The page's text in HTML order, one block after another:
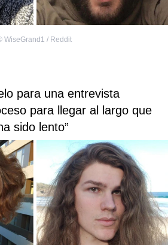
WiseGrand1 / Reddit
para una entrevista
para llegar al largo que
sido lento”